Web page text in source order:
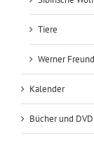
Tiere
Werner Freund
Kalender
Bücher und DVD